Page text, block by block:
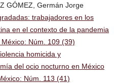
GÓMEZ, Germán Jorge
trabajadores en los
en el contexto de la pandemia
Núm. 109 (39)
homicida y
del ocio nocturno en México
Núm. 113 (41)